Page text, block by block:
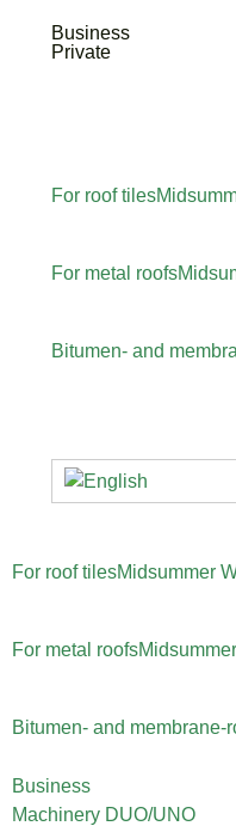
Business
Private
For roof tiles
For metal roofs
Bitumen- and
For roof tilesMidsummer
For metal roofsMidsummer
Bitumen- and membrane-
Business
Machinery DUO/UNO